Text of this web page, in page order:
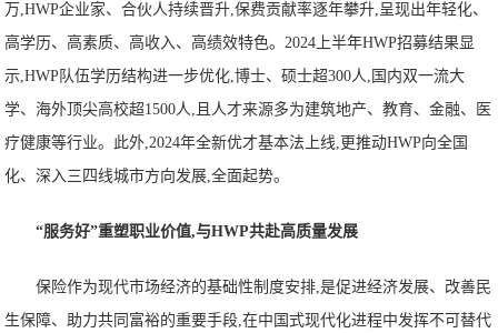
万,HWP企业家、合伙人持续晋升,保费贡献率逐年攀升,呈现出年轻化、
高学历、高素质、高收入、高绩效特色。2024上半年HWP招募结果显
示,HWP队伍学历结构进一步优化,博士、硕士超300人,国内双一流大
学、海外顶尖高校超1500人,且人才来源多为建筑地产、教育、金融、医
疗健康等行业。此外,2024年全新优才基本法上线,更推动HWP向全国
化、深入三四线城市方向发展,全面起势。
“服务好”重塑职业价值,与HWP共赴高质量发展
保险作为现代市场经济的基础性制度安排,是促进经济发展、改善民
生保障、助力共同富裕的重要手段,在中国式现代化进程中发挥不可替代